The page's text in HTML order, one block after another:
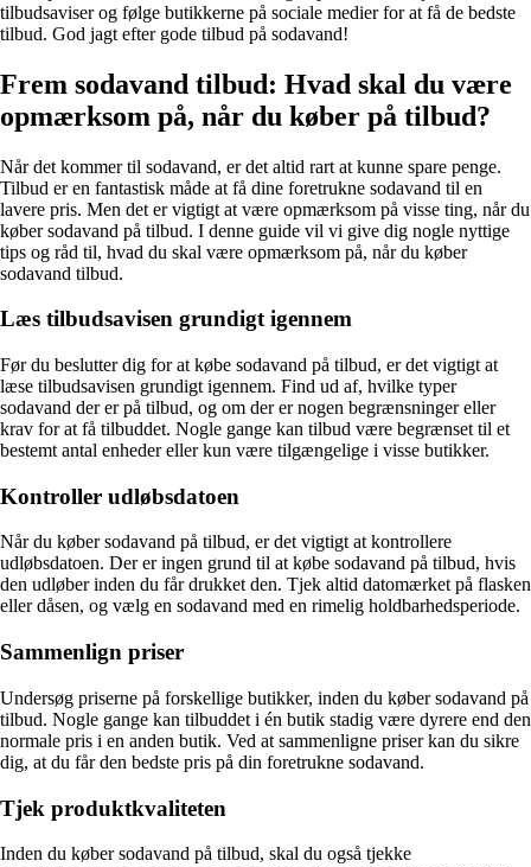
tilbudsaviser og følge butikkerne på sociale medier for at få de bedste
tilbud. God jagt efter gode tilbud på sodavand!
Frem sodavand tilbud: Hvad skal du være
opmærksom på, når du køber på tilbud?
Når det kommer til sodavand, er det altid rart at kunne spare penge.
Tilbud er en fantastisk måde at få dine foretrukne sodavand til en
lavere pris. Men det er vigtigt at være opmærksom på visse ting, når du
køber sodavand på tilbud. I denne guide vil vi give dig nogle nyttige
tips og råd til, hvad du skal være opmærksom på, når du køber
sodavand tilbud.
Læs tilbudsavisen grundigt igennem
Før du beslutter dig for at købe sodavand på tilbud, er det vigtigt at
læse tilbudsavisen grundigt igennem. Find ud af, hvilke typer
sodavand der er på tilbud, og om der er nogen begrænsninger eller
krav for at få tilbuddet. Nogle gange kan tilbud være begrænset til et
bestemt antal enheder eller kun være tilgængelige i visse butikker.
Kontroller udløbsdatoen
Når du køber sodavand på tilbud, er det vigtigt at kontrollere
udløbsdatoen. Der er ingen grund til at købe sodavand på tilbud, hvis
den udløber inden du får drukket den. Tjek altid datomærket på flasken
eller dåsen, og vælg en sodavand med en rimelig holdbarhedsperiode.
Sammenlign priser
Undersøg priserne på forskellige butikker, inden du køber sodavand på
tilbud. Nogle gange kan tilbuddet i én butik stadig være dyrere end den
normale pris i en anden butik. Ved at sammenligne priser kan du sikre
dig, at du får den bedste pris på din foretrukne sodavand.
Tjek produktkvaliteten
Inden du køber sodavand på tilbud, skal du også tjekke